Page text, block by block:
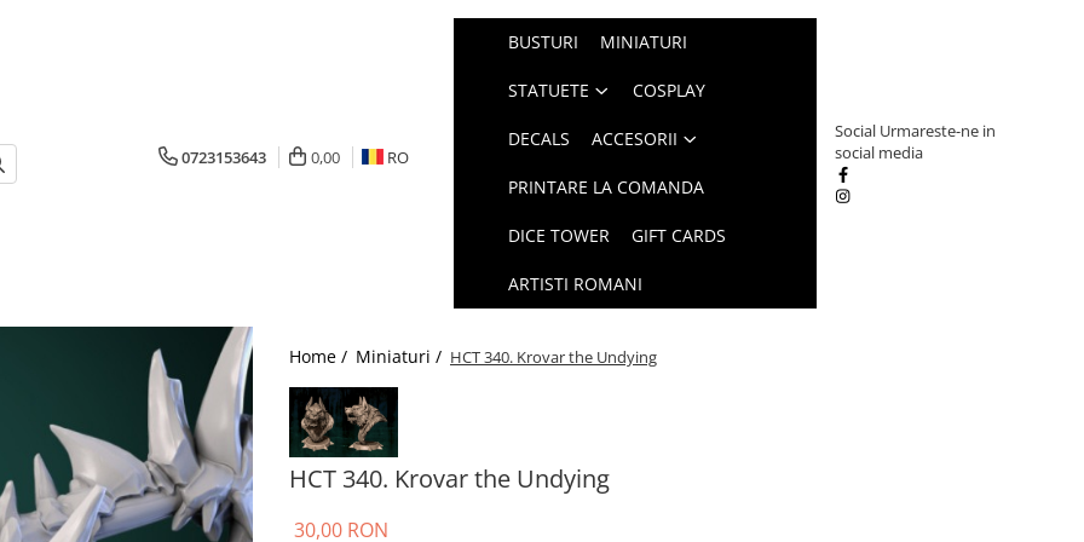
0723153643 0,00 RO
BUSTURI MINIATURI
STATUETE COSPLAY
DECALS ACCESORII
PRINTARE LA COMANDA
DICE TOWER GIFT CARDS
ARTISTI ROMANI
Social Urmareste-ne in
social media
Home / Miniaturi / HCT 340. Krovar the Undying
HCT 340. Krovar the Undying
30,00 RON